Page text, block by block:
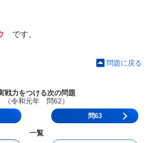
です。
問題に戻る
戦力をつける次の問題
（令和元年 問62）
問63
一覧